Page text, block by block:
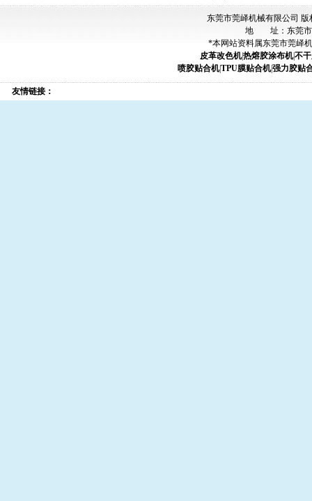
东莞市莞峄机械有限公司
地 址：东莞市
*本网站资料属东莞市莞峄
皮革改色机|热熔胶涂布机|不
喷胶贴合机|TPU膜贴合机|强力胶贴
友情链接：